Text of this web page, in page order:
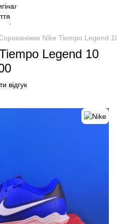
Nike Tiempo Legend
Legend 10
відгук